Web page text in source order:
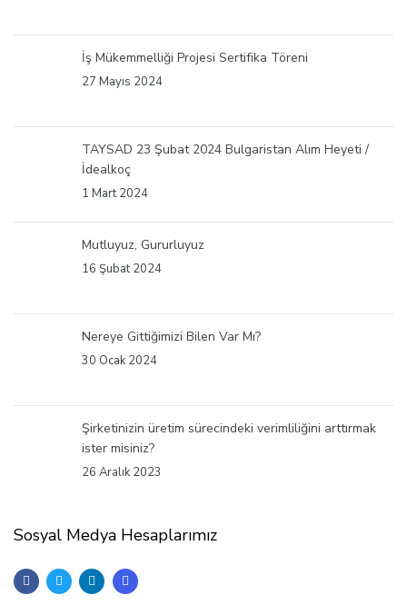
İş Mükemmelliği Projesi Sertifika Töreni
27 Mayıs 2024
TAYSAD 23 Şubat 2024 Bulgaristan Alım Heyeti /
İdealkoç
1 Mart 2024
Mutluyuz, Gururluyuz
16 Şubat 2024
Nereye Gittiğimizi Bilen Var Mı?
30 Ocak 2024
Şirketinizin üretim sürecindeki verimliliğini arttırmak
ister misiniz?
26 Aralık 2023
Sosyal Medya Hesaplarımız